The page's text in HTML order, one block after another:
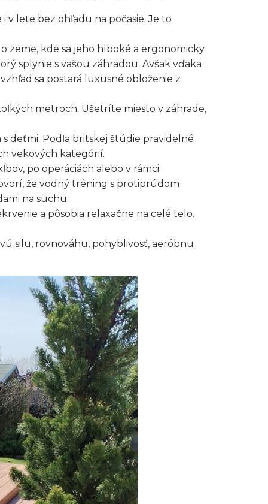
v lete bez ohľadu na počasie. Je to
zeme, kde sa jeho hlboké a ergonomicky
splynie s vašou záhradou. Avšak vďaka
sa postará luxusné obloženie z
metroch. Ušetríte miesto v záhrade,
s deťmi. Podľa britskej štúdie pravidelné
vekových kategórií.
po operáciách alebo v rámci
že vodný tréning s protiprúdom
na suchu.
a pôsobia relaxačne na celé telo.
silu, rovnováhu, pohyblivosť, aeróbnu